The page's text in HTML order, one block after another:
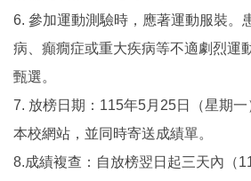
6. 參加運動測驗時，應著運動服裝。
病、癲癇症或重大疾病等不適劇烈運
甄選。
7. 放榜日期：115年5月25日（星期
本校網站，並同時寄送成績單。
8.成績複查：自放榜翌日起三天內（